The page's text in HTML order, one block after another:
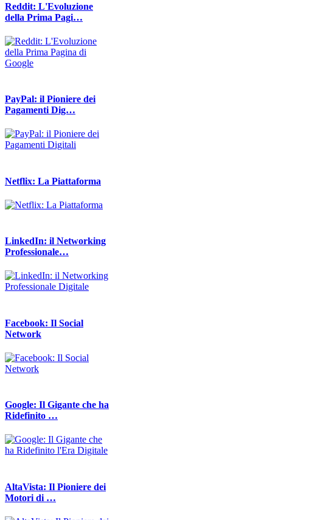
Reddit: L'Evoluzione
della Prima Pagi…
PayPal: il Pioniere dei
Pagamenti Dig…
Netflix: La Piattaforma
LinkedIn: il Networking
Professionale…
Facebook: Il Social
Network
Google: Il Gigante che ha
Ridefinito …
AltaVista: Il Pioniere dei
Motori di …